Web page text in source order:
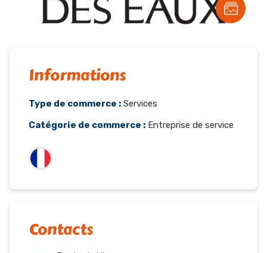
Informations
Type de commerce : Services
Catégorie de commerce : Entreprise de service
Contacts